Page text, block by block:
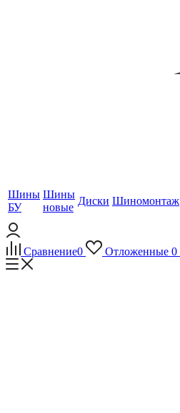
Шины
БУ
Шины
новые
Диски Шиномонтаж
Сравнение0 Отложенные 0